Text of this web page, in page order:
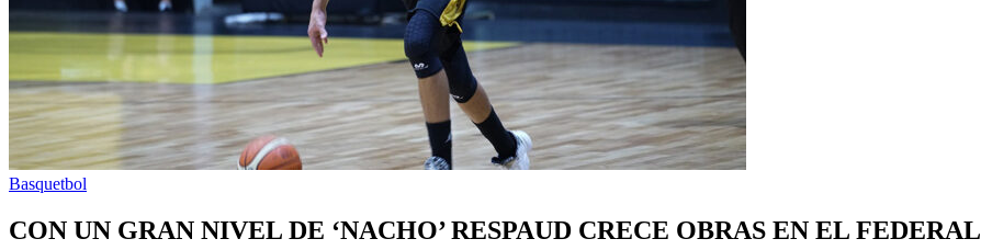
Basquetbol
CON UN GRAN NIVEL DE ‘NACHO’ RESPAUD CRECE OBRAS EN EL FEDERAL